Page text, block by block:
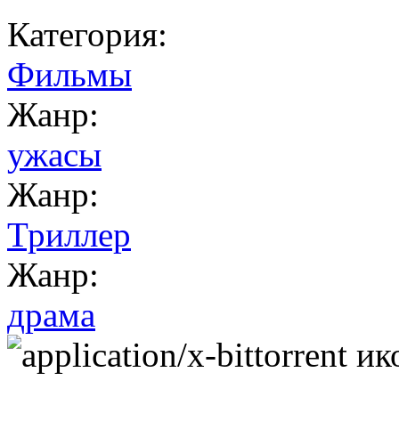
Категория:
Фильмы
Жанр:
ужасы
Жанр:
Триллер
Жанр:
драма